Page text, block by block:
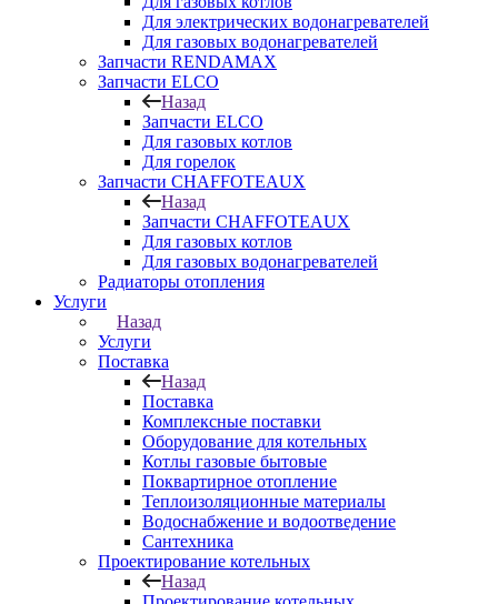
Для электрических водонагревателей
Для газовых водонагревателей
Запчасти RENDAMAX
Запчасти ELCO
Назад
Запчасти ELCO
Для газовых котлов
Для горелок
Запчасти CHAFFOTEAUX
Назад
Запчасти CHAFFOTEAUX
Для газовых котлов
Для газовых водонагревателей
Радиаторы отопления
Услуги
Назад
Услуги
Поставка
Назад
Поставка
Комплексные поставки
Оборудование для котельных
Котлы газовые бытовые
Поквартирное отопление
Теплоизоляционные материалы
Водоснабжение и водоотведение
Сантехника
Проектирование котельных
Назад